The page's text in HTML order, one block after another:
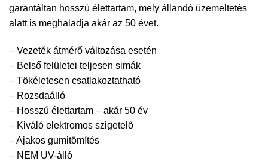
garantáltan hosszú élettartam, mely állandó üzemeltetés
alatt is meghaladja akár az 50 évet.
– Vezeték átmérő változása esetén
– Belső felületei teljesen simák
– Tökéletesen csatlakoztatható
– Rozsdaálló
– Hosszú élettartam – akár 50 év
– Kiváló elektromos szigetelő
– Ajakos gumitömítés
– NEM UV-álló